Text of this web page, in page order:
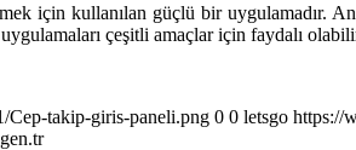
için kullanılan güçlü bir uygulamadır.
çeşitli amaçlar için faydalı
Cep-takip-giris-paneli.png 0 0 letsgo https://